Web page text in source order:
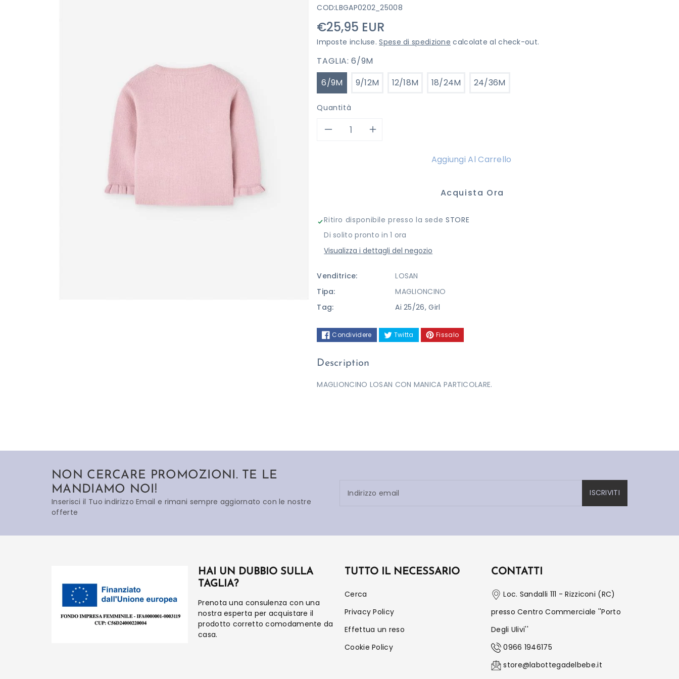
COD:LBGAP0202_25008
Prezzo
di
listino
€25,95 EUR
Imposte incluse.Spese di spedizione calcolate al check-out.
TAGLIA:6/9M
6/9M
9/12M 12/18M 18/24M 24/36M
Quantità
Diminuisci
LOSAN
Aumenta
quantità
MAGLIONCINO
LOSAN
Aggiungi Al Carrello
Acquista Ora
Ritiro disponibile presso la sedeSTORE
Di solito pronto in 1 ora
Visualizza i dettagli del negozio
Venditrice:
LOSAN
Tipa:
MAGLIONCINO
Tag:
Ai 25/26,Girl
Condividere Twitta Fissalo
Description
MAGLIONCINO LOSAN CON MANICA PARTICOLARE.
NON CERCARE PROMOZIONI. TE LE
MANDIAMO NOI!
Inserisci il Tuo indirizzo Email e rimani sempre aggiornato con le nostre
offerte
Indirizzo email ISCRIVITI
HAI UN DUBBIO SULLA
TAGLIA?
Prenota una consulenza con una
nostra esperta per acquistare il
prodotto corretto comodamente da
casa.
TUTTO IL NECESSARIO
Cerca
Privacy Policy
Effettua un reso
Cookie Policy
CONTATTI
Loc. Sandalli 111 - Rizziconi (RC)
presso Centro Commerciale ''Porto
Degli Ulivi''
0966 1946175
store@labottegadelbebe.it